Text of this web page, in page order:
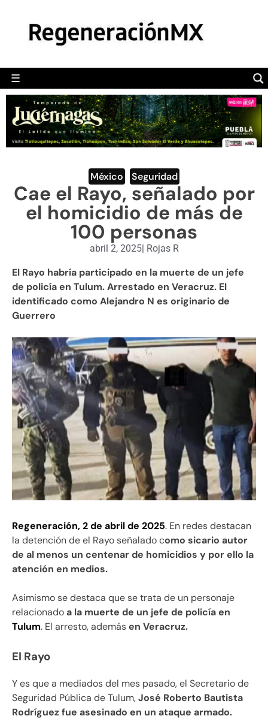
☰
POLÍTICA
CAMALEÓN
OPINIÓN
DEPORTES
ENGLISH SECTION
VIDEOS
México Seguridad
Cae el Rayo, señalado por
el homicidio de más de
100 personas
abril 2, 2025| Rojas R
El Rayo habría participado en la muerte de un jefe
de policía en Tulum. Arrestado en Veracruz. El
identificado como Alejandro N es originario de
Guerrero
Regeneración, 2 de abril de 2025. En redes destacan
la detención de el Rayo señalado como sicario autor
de al menos un centenar de homicidios y por ello la
atención en medios.
Asimismo se destaca que se trata de un personaje
relacionadoa la muerte de un jefe de policía en
Tulum. El arresto, ademásen Veracruz.
El Rayo
Y es que a mediados del mes pasado, el Secretario de
Seguridad Pública de Tulum,José Roberto Bautista
Rodríguez fue asesinado en un ataque armado.